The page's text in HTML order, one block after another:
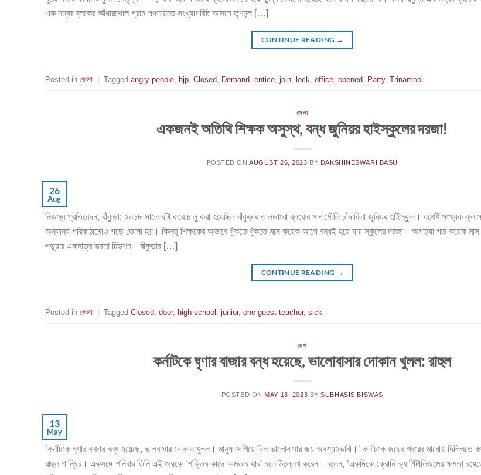
এক নম্বর ব্লকের আঁধারথোল গ্রাম পঞ্চায়েতে সংখ্যাগরিষ্ঠ আসনে তৃণমূল […]
CONTINUE READING →
Posted in জেলা Tagged angry people, bjp, Closed, Demand, entice, join, lock, office, opened, Party, Trinamool
জেলা
একজনই অতিথি শিক্ষক অসুস্থ, বন্ধ জুনিয়র হাইস্কুলের দরজা!
POSTED ONAUGUST 26, 2023 BY DAKSHINESWARI BASU
26
Aug
নিজস্ব প্রতিবেদন, বাঁকুড়া: ২০১৮ সালে ঘটা করে চালু করা হয়েছিল বাঁকুড়ার তালডাংরা ব্লকের সাতমৌলি চাঁদাবিলা জুনিয়র হাইস্কুল। যথেষ্ট সংখ্যক
অন্যান্য পরিকাঠামোও গড়ে তোলা হয়। কিন্তু শিক্ষকের অভাবে ধুঁকতে ধুঁকতে মাস কয়েক আগে বন্ধই হয়ে যায় স্কুলের দরজা। অগত্যা গত কয়েক
পড়ুয়ার একমাত্র ভরসা টিউশন। বাঁকুড়ার […]
CONTINUE READING →
Posted in জেলা Tagged Closed, door, high school , junior, one guest teacher, sick
দেশ
কর্নাটকে ঘৃণার বাজার বন্ধ হয়েছে, ভালোবাসার দোকান খুলল: রাহুল
POSTED ON MAY 13, 2023 BYSUBHASIS BISWAS
13
May
‘কর্নাটকে ঘৃণার বাজার বন্ধ হয়েছে, ভালবাসার দোকান খুলল। মানুষ দেখিয়ে দিল ভালোবাসার জয় অবশ্যম্ভাবী।’ কর্নাটকে জয়ের খবরের মাঝেই দিল্লিতে
রাহুল গান্ধির। একসঙ্গে শনিবার তিনি এই জয়কে ‘শক্তির কাছে ক্ষমতার হার’ বলে উল্লেখ করেন। বলেন, ‘একদিকে ক্রোনি ক্যাপিটালিজমের ক্ষমতা